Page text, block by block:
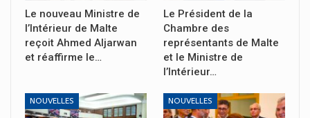
Le nouveau Ministre de
l’Intérieur de Malte
reçoit Ahmed Aljarwan
et réaffirme le…
Le Président de la
Chambre des
représentants de Malte
et le Ministre de
l’Intérieur…
NOUVELLES NOUVELLES